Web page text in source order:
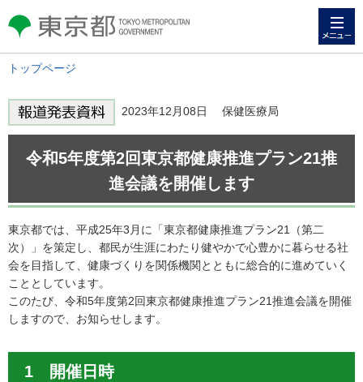
東京都 TOKYO METROPOLITAN
GOVERNMENT
トップページ
2023年12月08日 保健医療局
令和5年度第2回東京都健康推進プラン21推
進会議を開催します
東京都では、平成25年3月に「東京都健康推進プラン21（第二
次）」を策定し、都民が生涯にわたり健やかで心豊かに暮らせる社
会を目指して、健康づくりを関係機関とともに総合的に進めていく
こととしています。
このたび、令和5年度第2回東京都健康推進プラン21推進会議を開催
しますので、お知らせします。
1 開催日時